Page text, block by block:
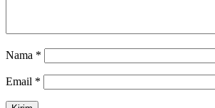
Nama *
Email *